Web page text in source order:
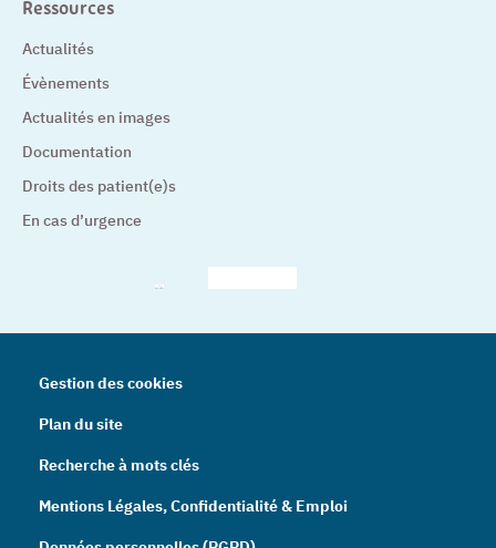
Ressources
Actualités
Évènements
Actualités en images
Documentation
Droits des patient(e)s
En cas d’urgence
Gestion des cookies
Plan du site
Recherche à mots clés
Mentions Légales, Confidentialité & Emploi